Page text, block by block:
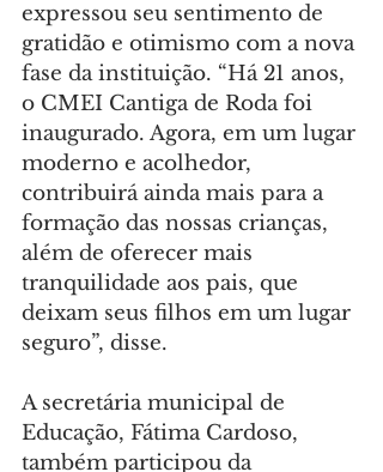
expressou seu sentimento de
gratidão e otimismo com a nova
fase da instituição. “Há 21 anos,
o CMEI Cantiga de Roda foi
inaugurado. Agora, em um lugar
moderno e acolhedor,
contribuirá ainda mais para a
formação das nossas crianças,
além de oferecer mais
tranquilidade aos pais, que
deixam seus filhos em um lugar
seguro”, disse.
A secretária municipal de
Educação, Fátima Cardoso,
também participou da